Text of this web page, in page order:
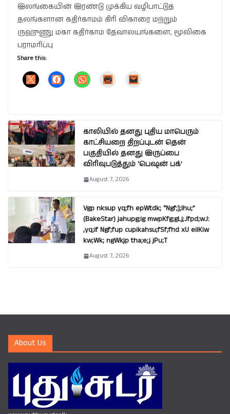
இலங்கையின் இரண்டு முக்கிய வழிபாட்டுத்
தலங்களான கதிர்காமம் கிரி விகாரை மற்றும்
ருஹுணு மகா கதிர்காம தேவாலயங்களை, மூலிகை
பராமரிப்பு
Share this:
காலியில் தனது புதிய மாபெரும்
காட்சியறை திறப்புடன் தென்
பகுதியில் தனது இருப்பை
விரிவுபடுத்தும் ‘பெஷன் பக்’
August 7, 2026
Vgp nksup yq;fh epWtdk; “Ngf;];lhu;”
(BakeStar) jahupg;ig mwpKfg;gLj;Jfpd;wJ:
,yq;if Ngf;fup cupikahsu;fSf;fhd xU eilKiw
kw;Wk; ngWkjp tha;e;j jPu;T
August 7, 2026
About Us